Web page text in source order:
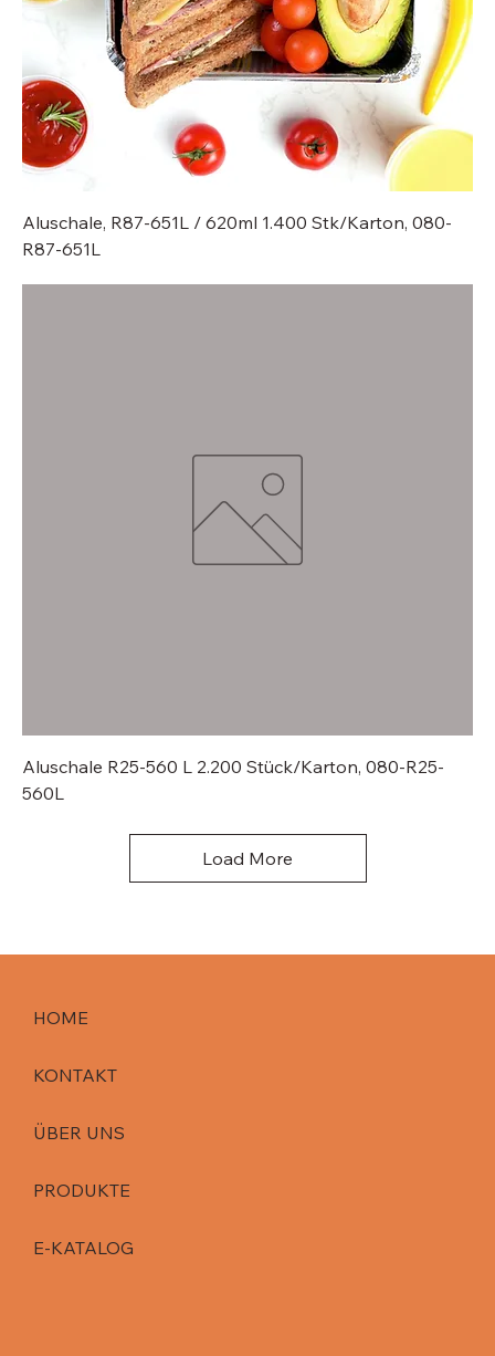
Aluschale, R87-651L / 620ml 1.400 Stk/Karton, 080-
R87-651L
Aluschale R25-560 L 2.200 Stück/Karton, 080-R25-
560L
Load More
HOME
KONTAKT
ÜBER UNS
PRODUKTE
E-KATALOG